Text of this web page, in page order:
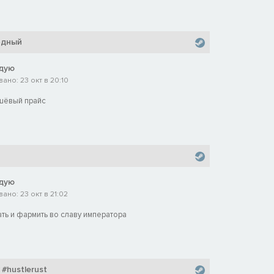
23 окт в 20:10
прайс
23 окт в 21:02
и фармить во славу императора
#hustlerust